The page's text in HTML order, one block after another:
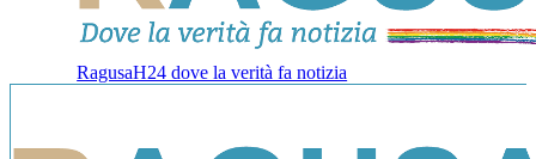
RagusaH24 dove la verità fa notizia